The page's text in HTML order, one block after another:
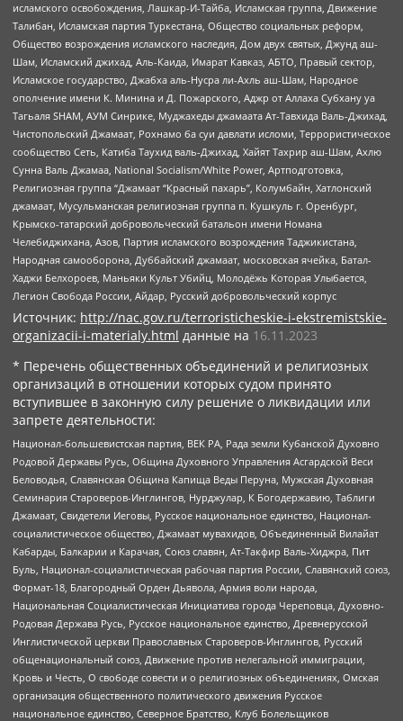
исламского освобождения, Лашкар-И-Тайба, Исламская группа, Движение
Талибан, Исламская партия Туркестана, Общество социальных реформ,
Общество возрождения исламского наследия, Дом двух святых, Джунд аш-
Шам, Исламский джихад, Аль-Каида, Имарат Кавказ, АБТО, Правый сектор,
Исламское государство, Джабха аль-Нусра ли-Ахль аш-Шам, Народное
ополчение имени К. Минина и Д. Пожарского, Аджр от Аллаха Субхану уа
Тагьаля SHAM, АУМ Синрике, Муджахеды джамаата Ат-Тавхида Валь-Джихад,
Чистопольский Джамаат, Рохнамо ба суи давлати исломи, Террористическое
сообщество Сеть, Катиба Таухид валь-Джихад, Хайят Тахрир аш-Шам, Ахлю
Сунна Валь Джамаа, National Socialism/White Power, Артподготовка,
Религиозная группа “Джамаат “Красный пахарь”, Колумбайн, Хатлонский
джамаат, Мусульманская религиозная группа п. Кушкуль г. Оренбург,
Крымско-татарский добровольческий батальон имени Номана
Челебиджихана, Азов, Партия исламского возрождения Таджикистана,
Народная самооборона, Дуббайский джамаат, московская ячейка, Батал-
Хаджи Белхороев, Маньяки Культ Убийц, Молодёжь Которая Улыбается,
Легион Свобода России, Айдар, Русский добровольческий корпус
Источник: http://nac.gov.ru/terroristicheskie-i-ekstremistskie-
organizacii-i-materialy.html данные на 16.11.2023
* Перечень общественных объединений и религиозных
организаций в отношении которых судом принято
вступившее в законную силу решение о ликвидации или
запрете деятельности:
Национал-большевистская партия, ВЕК РА, Рада земли Кубанской Духовно
Родовой Державы Русь, Община Духовного Управления Асгардской Веси
Беловодья, Славянская Община Капища Веды Перуна, Мужская Духовная
Семинария Староверов-Инглингов, Нурджулар, К Богодержавию, Таблиги
Джамаат, Свидетели Иеговы, Русское национальное единство, Национал-
социалистическое общество, Джамаат мувахидов, Объединенный Вилайат
Кабарды, Балкарии и Карачая, Союз славян, Ат-Такфир Валь-Хиджра, Пит
Буль, Национал-социалистическая рабочая партия России, Славянский союз,
Формат-18, Благородный Орден Дьявола, Армия воли народа,
Национальная Социалистическая Инициатива города Череповца, Духовно-
Родовая Держава Русь, Русское национальное единство, Древнерусской
Инглистической церкви Православных Староверов-Инглингов, Русский
общенациональный союз, Движение против нелегальной иммиграции,
Кровь и Честь, О свободе совести и о религиозных объединениях, Омская
организация общественного политического движения Русское
национальное единство, Северное Братство, Клуб Болельщиков